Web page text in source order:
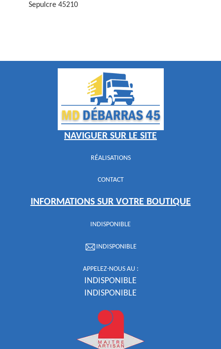
Sepulcre 45210
NAVIGUER SUR LE SITE
RÉALISATIONS
CONTACT
INFORMATIONS SUR VOTRE BOUTIQUE
INDISPONIBLE
INDISPONIBLE
APPELEZ-NOUS AU :
INDISPONIBLE
INDISPONIBLE